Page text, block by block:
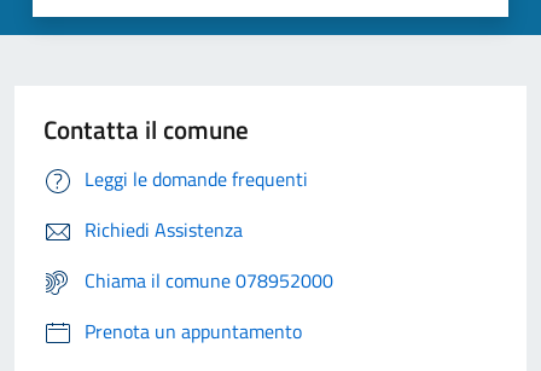
Contatta il comune
Leggi le domande frequenti
Richiedi Assistenza
Chiama il comune 078952000
Prenota un appuntamento